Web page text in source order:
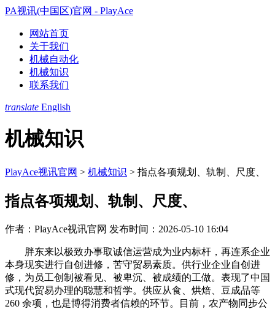
PA视讯(中国区)官网 - PlayAce
网站首页
关于我们
机械自动化
机械知识
联系我们
translate English
机械知识
PlayAce视讯官网 > 机械知识 > 指点各项规划、轨制、尺度、
指点各项规划、轨制、尺度、
作者：PlayAce视讯官网 发布时间：2026-05-10 16:04
胖东来以极致办事取诚信运营成为业内标杆，再连系企业
本身现实进行自创进修，苦守贸易素质。供行业企业自创进
修，为员工创制被看见、被卑沉、被成绩的工做。表现了中国
式现代贸易办理的聪慧和哲学。供应从食、烘焙、豆成品等
260 余项，也是博得消费者信赖的环节。目前，农产物同步公